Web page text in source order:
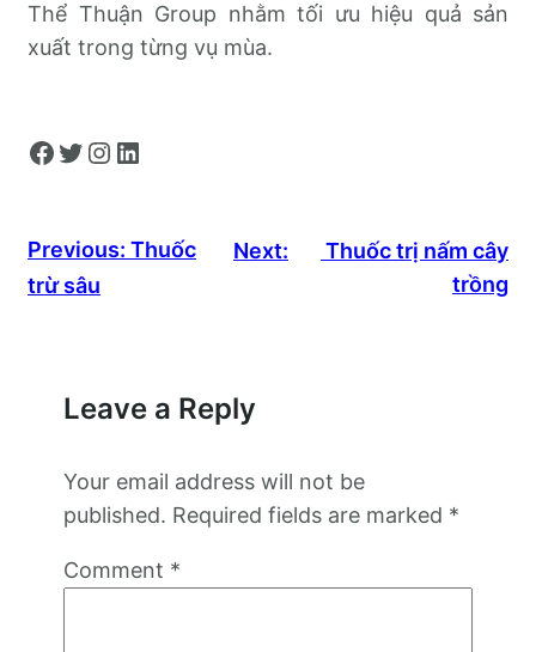
Thể Thuận Group nhằm tối ưu hiệu quả sản
xuất trong từng vụ mùa.
Facebook Twitter Instagram LinkedIn
Previous: Thuốc
trừ sâu
Next:
Thuốc trị nấm cây
trồng
Leave a Reply
Your email address will not be
published. Required fields are marked *
Comment *